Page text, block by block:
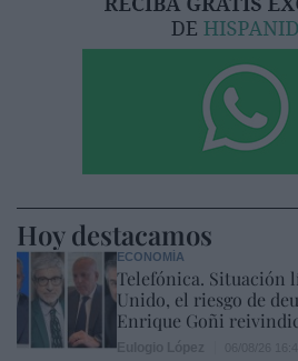
Hoy destacamos
ECONOMÍA
Telefónica. Situación
Unido, el riesgo de
Enrique Goñi